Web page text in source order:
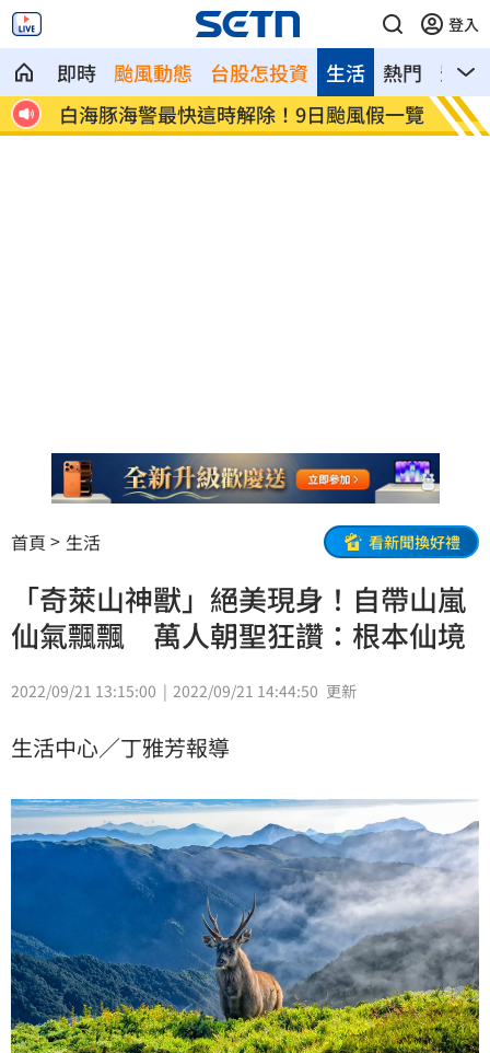
登入
即時 颱風動態 台股怎投資 熱門 影音
生活
白海豚海警最快這時解除！9日颱風假一覽 匯
首頁 生活 看新聞換好禮
「奇萊山神獸」絕美現身！自帶山嵐
仙氣飄飄 萬人朝聖狂讚：根本仙境
2022/09/21 13:15:00 2022/09/21 14:44:50 更新
生活中心／丁雅芳報導